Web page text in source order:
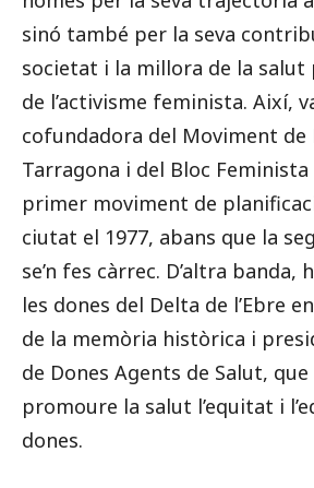
sinó també per la seva
societat i la millora de la salut
de l’activisme feminista. Així,
cofundadora del Moviment de
Tarragona i del Bloc
primer moviment de
ciutat el 1977, abans que la
se’n fes càrrec. D’altra
les dones del Delta de l’Ebre
de la memòria històrica i
de Dones Agents de Salut, que
promoure la salut l’equitat i
dones.